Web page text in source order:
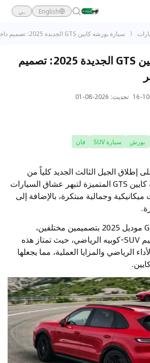
English ـي
سيارة بورشه كايين GTS الجديدة 2025: تصميم داخلي قوي وفاخر
سيارة بورشه كايين GTS الجديدة 2025: تصميم
تحديث:
2026-08-01
بورش سيارة SUV فان
إطلاق الجيل الثالث الجديد كلياً من
بورش كايين، تعود فئة كايين GTS المتميزة لتبهر عشاق السيارات
وجمالية مبتكرة، بالإضافة إلى
تتوفر بورش كايين GTS موديل 2025 بتصميمين مختلفين،
التصميم العادي وتصميم SUV-كوبيه الرياضي، حيث تمتاز هذه
الرياضي والمزايا العملية، مما يجعلها